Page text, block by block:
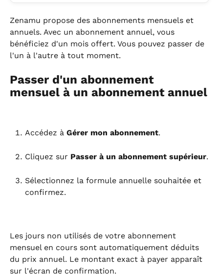
Zenamu propose des abonnements mensuels et
annuels. Avec un abonnement annuel, vous
bénéficiez d'un mois offert. Vous pouvez passer de
l'un à l'autre à tout moment.
Passer d'un abonnement
mensuel à un abonnement annuel
Accédez à Gérer mon abonnement.
Cliquez sur Passer à un abonnement supérieur.
Sélectionnez la formule annuelle souhaitée et
confirmez.
Les jours non utilisés de votre abonnement
mensuel en cours sont automatiquement déduits
du prix annuel. Le montant exact à payer apparaît
sur l'écran de confirmation.